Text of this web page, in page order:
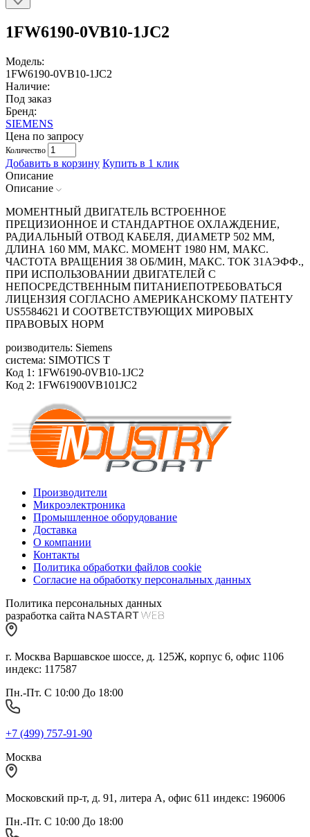
1FW6190-0VB10-1JC2
Модель:
1FW6190-0VB10-1JC2
Наличие:
Под заказ
Бренд:
SIEMENS
Цена по запросу
Количество
Добавить в корзину Купить в 1 клик
Описание
Описание
МОМЕНТНЫЙ ДВИГАТЕЛЬ ВСТРОЕННОЕ
ПРЕЦИЗИОННОЕ И СТАНДАРТНОЕ ОХЛАЖДЕНИЕ,
РАДИАЛЬНЫЙ ОТВОД КАБЕЛЯ, ДИАМЕТР 502 ММ,
ДЛИНА 160 ММ, МАКС. МОМЕНТ 1980 HM, МАКС.
ЧАСТОТА ВРАЩЕНИЯ 38 ОБ/MИН, МАКС. ТОК 31АЭФФ.,
ПРИ ИСПОЛЬЗОВАНИИ ДВИГАТЕЛЕЙ С
НЕПОСРЕДСТВЕННЫМ ПИТАНИЕПОТРЕБОВАТЬСЯ
ЛИЦЕНЗИЯ СОГЛАСНО АМЕРИКАНСКОМУ ПАТЕНТУ
US5584621 И СООТВЕТСТВУЮЩИХ МИРОВЫХ
ПРАВОВЫХ НОРМ
роизводитель: Siemens
система: SIMOTICS T
Код 1: 1FW6190-0VB10-1JC2
Код 2: 1FW61900VB101JC2
Производители
Микроэлектроника
Промышленное оборудование
Доставка
О компании
Контакты
Политика обработки файлов cookie
Согласие на обработку персональных данных
Политика персональных данных
разработка сайта
г. Москва Варшавское шоссе, д. 125Ж, корпус 6, офис 1106
индекс: 117587
Пн.-Пт. С 10:00 До 18:00
+7 (499) 757-91-90
Москва
Московский пр-т, д. 91, литера А, офис 611 индекс: 196006
Пн.-Пт. С 10:00 До 18:00